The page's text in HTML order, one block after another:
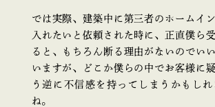
では実際、建築中に第三者のホームイ
入れたいと依頼された時に、正直僕ら
ると、もちろん断る理由がないのでい
いますが、どこか僕らの中でお客様に
う逆に不信感を持ってしまうかもしれ
ね。